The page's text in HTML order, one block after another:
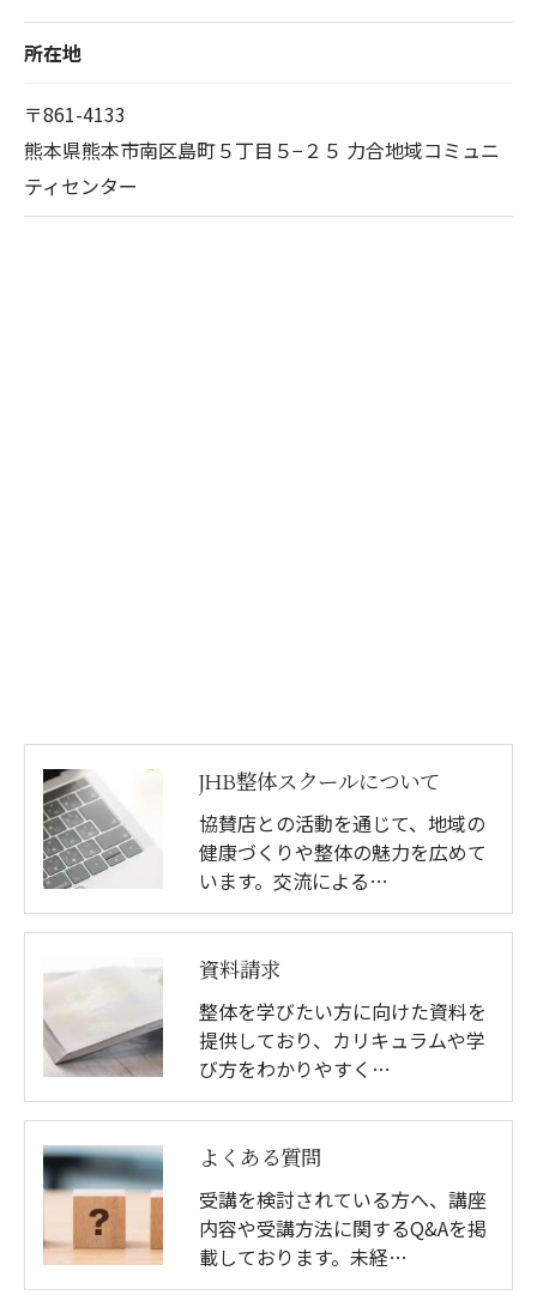
所在地
〒861-4133
熊本県熊本市南区島町５丁目５−２５ 力合地域コミュニ
ティセンター
JHB整体スクールについて
協賛店との活動を通じて、地域の
健康づくりや整体の魅力を広めて
います。交流による…
資料請求
整体を学びたい方に向けた資料を
提供しており、カリキュラムや学
び方をわかりやすく…
よくある質問
受講を検討されている方へ、講座
内容や受講方法に関するQ&Aを掲
載しております。未経…